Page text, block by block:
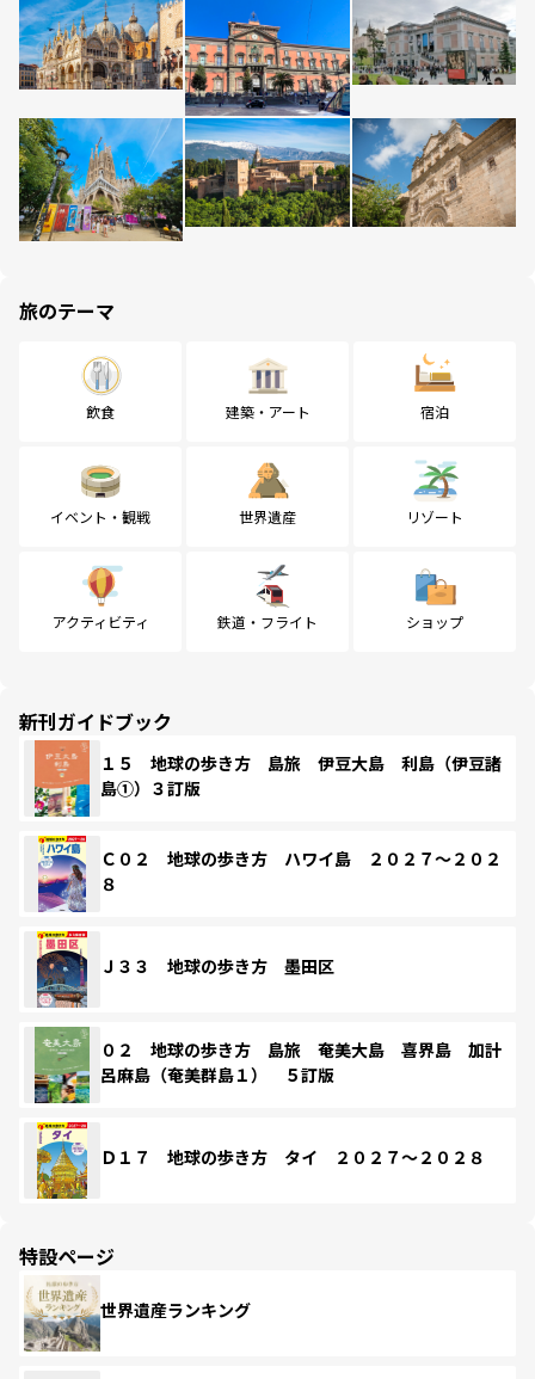
旅のテーマ
飲食 建築・アート 宿泊
イベント・観戦 世界遺産 リゾート
アクティビティ 鉄道・フライト ショップ
新刊ガイドブック
１５ 地球の歩き方 島旅 伊豆大島 利島（伊豆諸
島①）３訂版
Ｃ０２ 地球の歩き方 ハワイ島 ２０２７～２０２
８
Ｊ３３ 地球の歩き方 墨田区
０２ 地球の歩き方 島旅 奄美大島 喜界島 加計
呂麻島（奄美群島１） ５訂版
Ｄ１７ 地球の歩き方 タイ ２０２７～２０２８
特設ページ
世界遺産ランキング